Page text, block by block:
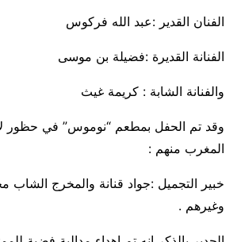
الفنان القدير :عبد الله فركوس
الفنانة القديرة :فضيلة بن موسى
والفنانة الشابة : كريمة غيث
وقد تم الحفل بمطعم “نوموس” في حظور
المغرب منهم :
خبير التجميل :جواد قنانة والمخرج الشاب
وغيرهم .